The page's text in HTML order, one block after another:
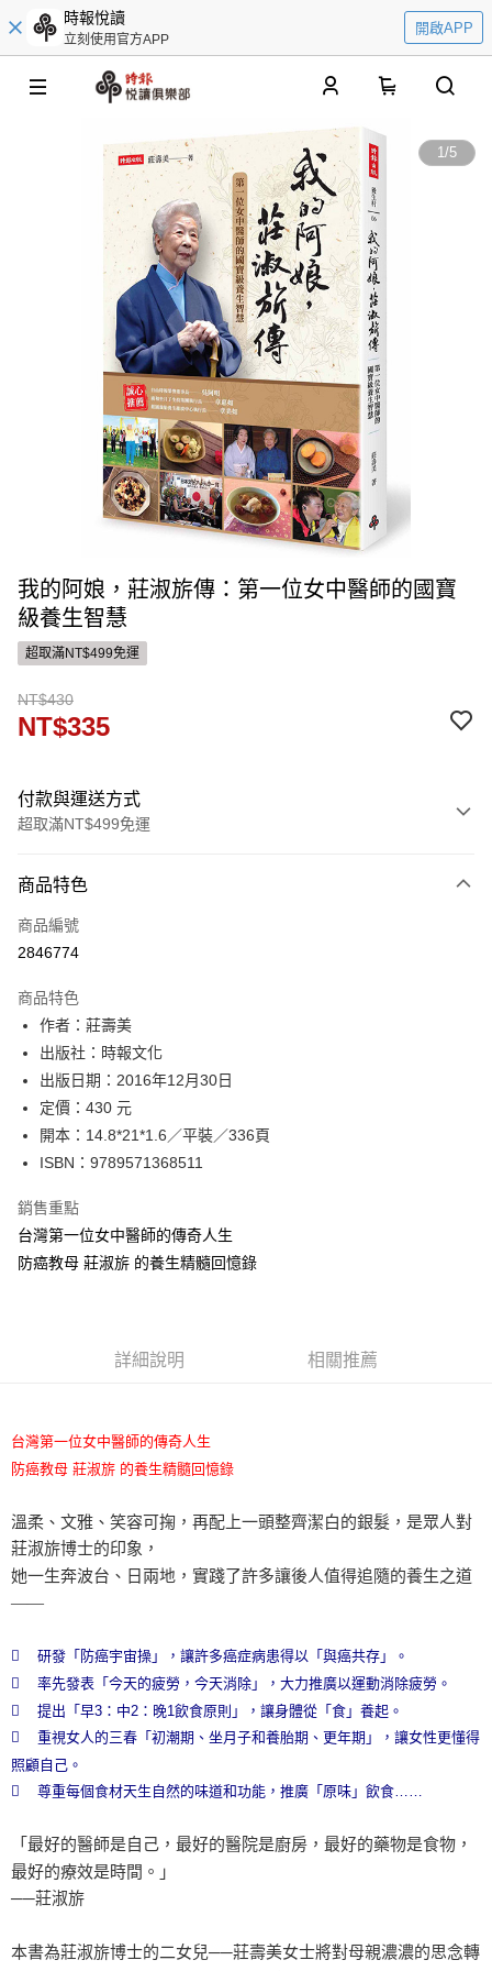
時報悅讀
立刻使用官方APP
開啟APP
1/5
我的阿娘，莊淑旂傳：第一位女中醫師的國寶
級養生智慧
超取滿NT$499免運
NT$430
NT$335
付款與運送方式
超取滿NT$499免運
信用卡一次付款
ATM付款
運送方式
付款後全家取貨
每筆NT$60，滿NT$499(含以上)免運費
付款後7-11取貨
每筆NT$60，滿NT$499(含以上)免運費
宅配
每筆NT$100，滿NT$499(含以上)免運費
商品特色
商品編號
2846774
商品特色
作者：莊壽美
出版社：時報文化
出版日期：2016年12月30日
定價：430 元
開本：14.8*21*1.6／平裝／336頁
ISBN：9789571368511
銷售重點
台灣第一位女中醫師的傳奇人生
防癌教母 莊淑旂 的養生精髓回憶錄
詳細說明 相關推薦
台灣第一位女中醫師的傳奇人生
防癌教母 莊淑旂 的養生精髓回憶錄
溫柔、文雅、笑容可掬，再配上一頭整齊潔白的銀髮，是眾人對
莊淑旂博士的印象，
她一生奔波台、日兩地，實踐了許多讓後人值得追隨的養生之道
――
 研發「防癌宇宙操」，讓許多癌症病患得以「與癌共存」。
 率先發表「今天的疲勞，今天消除」，大力推廣以運動消除疲勞。
 提出「早3：中2：晚1飲食原則」，讓身體從「食」養起。
 重視女人的三春「初潮期、坐月子和養胎期、更年期」，讓女性更懂得
照顧自己。
 尊重每個食材天生自然的味道和功能，推廣「原味」飲食……
「最好的醫師是自己，最好的醫院是廚房，最好的藥物是食物，
最好的療效是時間。」
──莊淑旂
本書為莊淑旂博士的二女兒──莊壽美女士將對母親濃濃的思念轉